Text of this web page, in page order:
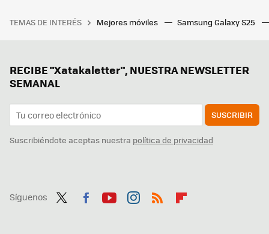
TEMAS DE INTERÉS Mejores móviles Samsung Galaxy S25
RECIBE "Xatakaletter", NUESTRA NEWSLETTER
SEMANAL
SUSCRIBIR
Suscribiéndote aceptas nuestra política de privacidad
Síguenos